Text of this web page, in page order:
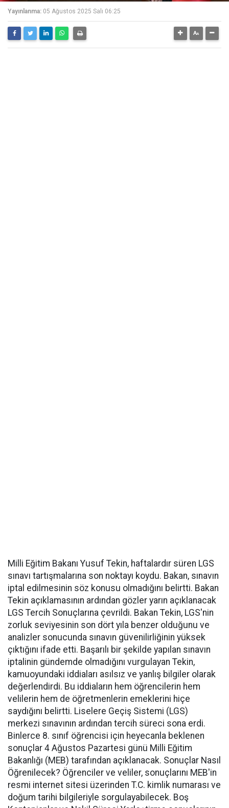
Yayınlanma: 05 Ağustos 2025 Salı 06:25
Milli Eğitim Bakanı Yusuf Tekin, haftalardır süren LGS
sınavı tartışmalarına son noktayı koydu. Bakan, sınavın
iptal edilmesinin söz konusu olmadığını belirtti. Bakan
Tekin açıklamasının ardından gözler yarın açıklanacak
LGS Tercih Sonuçlarına çevrildi. Bakan Tekin, LGS'nin
zorluk seviyesinin son dört yıla benzer olduğunu ve
analizler sonucunda sınavın güvenilirliğinin yüksek
çıktığını ifade etti. Başarılı bir şekilde yapılan sınavın
iptalinin gündemde olmadığını vurgulayan Tekin,
kamuoyundaki iddiaları asılsız ve yanlış bilgiler olarak
değerlendirdi. Bu iddiaların hem öğrencilerin hem
velilerin hem de öğretmenlerin emeklerini hiçe
saydığını belirtti. Liselere Geçiş Sistemi (LGS)
merkezi sınavının ardından tercih süreci sona erdi.
Binlerce 8. sınıf öğrencisi için heyecanla beklenen
sonuçlar 4 Ağustos Pazartesi günü Milli Eğitim
Bakanlığı (MEB) tarafından açıklanacak. Sonuçlar Nasıl
Öğrenilecek? Öğrenciler ve veliler, sonuçlarını MEB'in
resmi internet sitesi üzerinden T.C. kimlik numarası ve
doğum tarihi bilgileriyle sorgulayabilecek. Boş